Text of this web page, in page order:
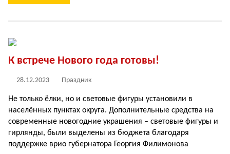
К встрече Нового года готовы!
28.12.2023 Праздник
Не только ёлки, но и световые фигуры установили в
населённых пунктах округа. Дополнительные средства на
современные новогодние украшения – световые фигуры и
гирлянды, были выделены из бюджета благодаря
поддержке врио губернатора Георгия Филимонова